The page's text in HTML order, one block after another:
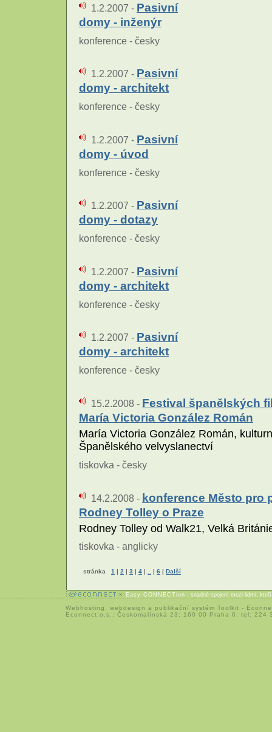
1.2.2007 - Pasivní
domy - inženýr
konference - česky
1.2.2007 - Pasivní
domy - architekt
konference - česky
1.2.2007 - Pasivní
domy - úvod
konference - česky
1.2.2007 - Pasivní
domy - dotazy
konference - česky
1.2.2007 - Pasivní
domy - architekt
konference - česky
1.2.2007 - Pasivní
domy - architekt
konference - česky
15.2.2008 - Festival španělských
María Victoria González Román
María Victoria González Román,
Španělského velvyslanectví
tiskovka - česky
14.2.2008 - konference Město pro
Rodney Tolley o Praze
Rodney Tolley od Walk21, Velká
tiskovka - anglicky
stránka 1 | 2 | 3 | 4 | | 6 | Další
Easy CONNECTion - snadné spojení mezi lidmi,
Webhosting webdesign a publikační systém Toolkit -
Econnect,o.s.; Českomalínská 23; 160 00 Praha 6; tel: 224